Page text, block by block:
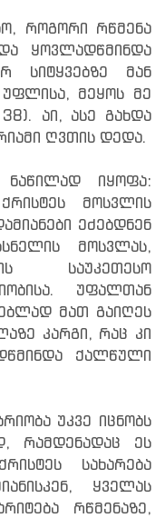
როგორი რწმენა
ყოვლადწმინდა
სიტყვებზე მან
უფლისა, მეყოს მე
აი, ასე გახდა
ღვთის დედა.
ნაწილად იყოფა:
მოსვლის
ეძებდნენ
მოსვლას,
საუკეთესო
უფალთან
მათ გაიღეს
კარგი, რაც კი
ქალწული
უკვე იცნობს
რამდენადაც ეს
სახარება
ყველას
რწმენაზე,